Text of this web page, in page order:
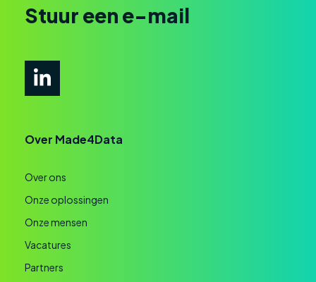
Stuur een e-mail
Over Made4Data
Over ons
Onze oplossingen
Onze mensen
Vacatures
Partners